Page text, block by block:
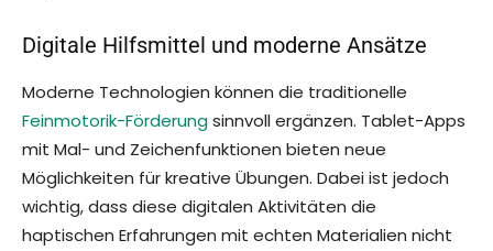
Digitale Hilfsmittel und moderne Ansätze
Moderne Technologien können die traditionelle
Feinmotorik-Förderungsinnvoll ergänzen. Tablet-Apps
mit Mal- und Zeichenfunktionen bieten neue
Möglichkeiten für kreative Übungen. Dabei ist jedoch
wichtig, dass diese digitalen Aktivitäten die
haptischen Erfahrungen mit echten Materialien nicht